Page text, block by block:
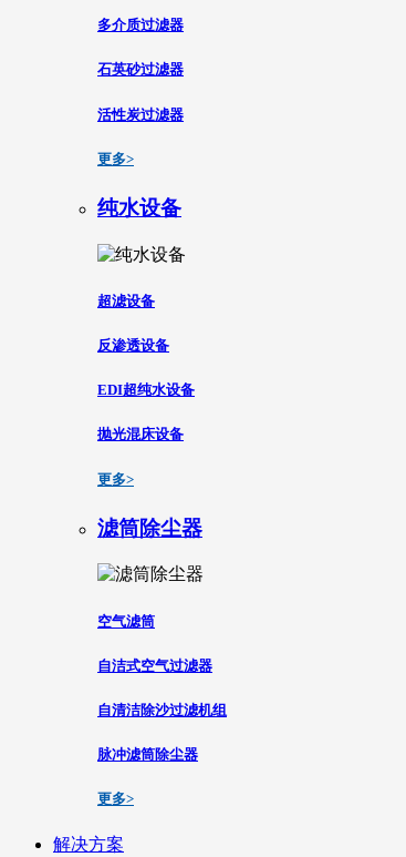
多介质过滤器
石英砂过滤器
活性炭过滤器
更多>
纯水设备
超滤设备
反渗透设备
EDI超纯水设备
抛光混床设备
更多>
滤筒除尘器
空气滤筒
自洁式空气过滤器
自清洁除沙过滤机组
脉冲滤筒除尘器
更多>
解决方案